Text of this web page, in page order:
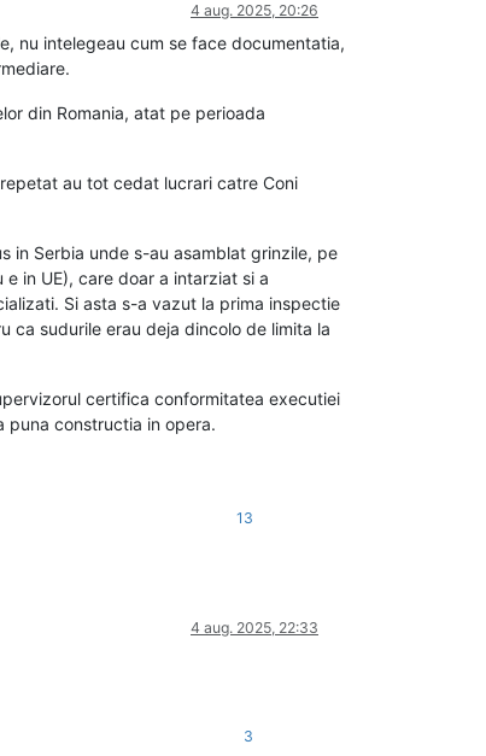
4 aug. 2025, 20:26
nu intelegeau cum se face documentatia,
din Romania, atat pe perioada
au tot cedat lucrari catre Coni
in Serbia unde s-au asamblat grinzile, pe
in UE), care doar a intarziat si a
Si asta s-a vazut la prima inspectie
ca sudurile erau deja dincolo de limita la
certifica conformitatea executiei
puna constructia in opera.
13
4 aug. 2025, 22:33
3